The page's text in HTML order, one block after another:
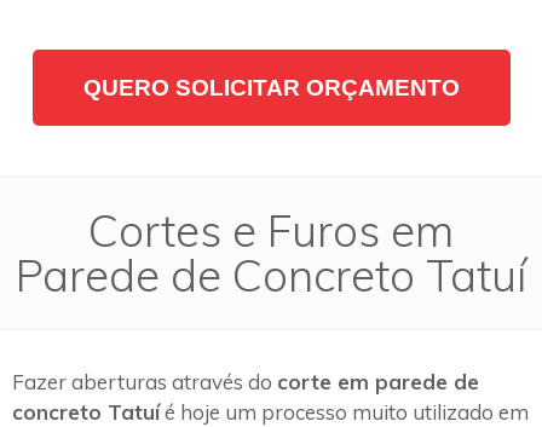
QUERO SOLICITAR ORÇAMENTO
Cortes e Furos em
Parede de Concreto Tatuí
Fazer aberturas através do corte em parede de
concreto Tatuíé hoje um processo muito utilizado em